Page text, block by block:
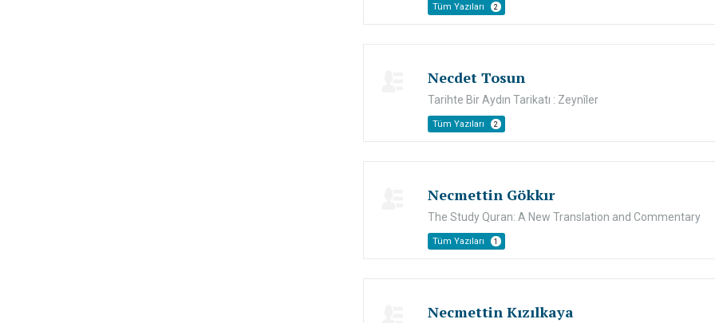
Tüm Yazıları 2
Necdet Tosun
Tarihte Bir Aydın Tarikatı : Zeynîler
Tüm Yazıları 2
Necmettin Gökkır
The Study Quran: A New Translation and Commentary
Tüm Yazıları 1
Necmettin Kızılkaya